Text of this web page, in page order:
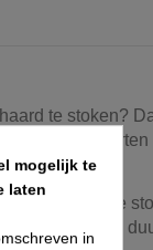
te stoken?
vervuilende
u bij aan een
mogelijk te
laten
in